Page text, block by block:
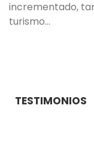
incrementado,
turismo…
TESTIMONIOS